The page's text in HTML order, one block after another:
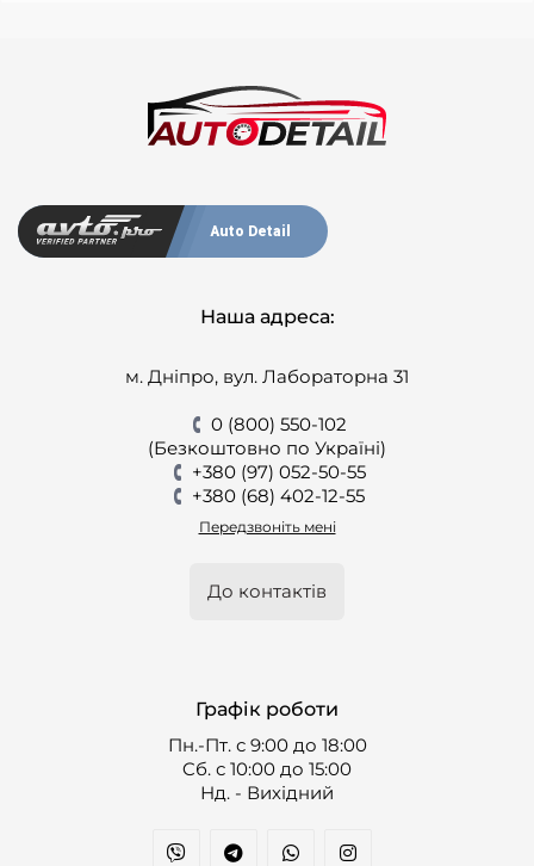
Auto Detail
Наша адреса:
м. Дніпро, вул. Лабораторна 31
0 (800) 550-102
(Безкоштовно по Україні)
+380 (97) 052-50-55
+380 (68) 402-12-55
Передзвоніть мені
До контактів
Графік роботи
Пн.-Пт. с 9:00 до 18:00
Cб. с 10:00 до 15:00
Нд. - Вихідний